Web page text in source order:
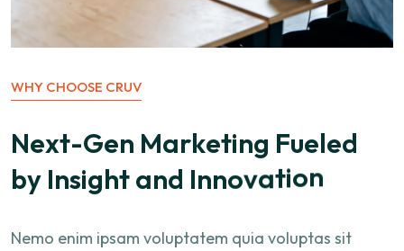
WHY CHOOSE CRUV
Next-Gen Marketing Fueled
by Insightand Innovation
Nemo enim ipsam voluptatem quia voluptas sit